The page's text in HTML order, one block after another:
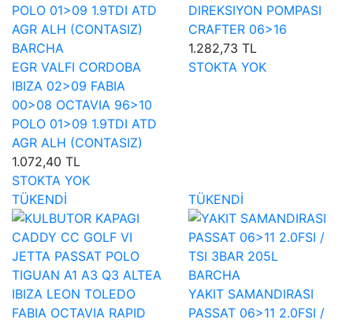
BARCHA
EGR VALFI CORDOBA
IBIZA 02>09 FABIA
00>08 OCTAVIA 96>10
POLO 01>09 1.9TDI ATD
AGR ALH (CONTASIZ)
1.072,40 TL
STOKTA YOK
DIREKSIYON POMPASI
CRAFTER 06>16
1.282,73 TL
STOKTA YOK
TÜKENDİ TÜKENDİ
BARCHA
YAKIT SAMANDIRASI
PASSAT 06>11 2.0FSI /